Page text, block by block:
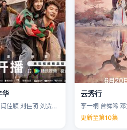
华
杨川北 闫佳颖 刘佳萌 刘贾玺 …
云秀行
李一桐 曾舜晞
更新至第10集